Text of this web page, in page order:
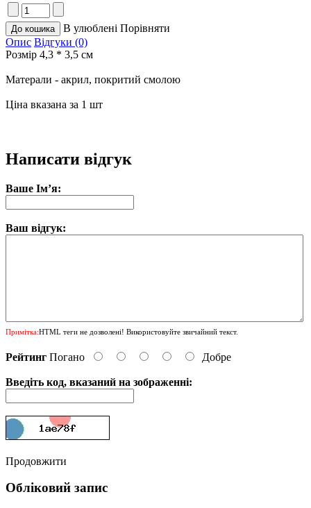
В улюблені Порівняти
Опис Відгуки (0)
Розмір 4,3 * 3,5 см
Матерали - акрил, покритий смолою
Ціна вказана за 1 шт
Написати відгук
Ваше Ім’я:
Ваш відгук:
Примітка:HTML теги не дозволені! Використовуйте звичайний текст.
Рейтинг Погано Добре
Введіть код, вказаний на зображенні:
Продовжити
Обліковий запис